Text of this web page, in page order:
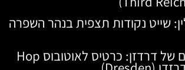
שייט נקודות תצפית בנהר השפרה
אוטובוס התיירים של דרדזן: כרטיס לאוטובוס Hop